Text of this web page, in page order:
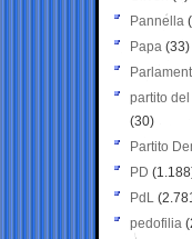
Pannella
Papa (33)
partito
(30)
Partito
PD
PdL
pedofilia